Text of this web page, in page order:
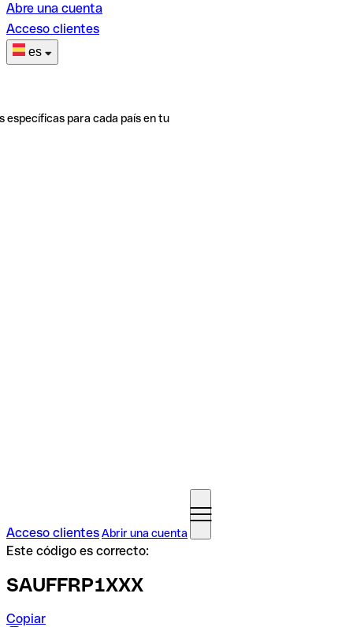
Abre una cuenta
Acceso clientes
es
específicas para cada país en tu
Acceso clientesAbrir una cuenta
Este código es correcto:
SAUFFRP1XXX
Copiar